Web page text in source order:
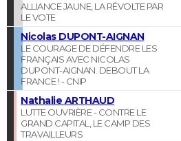
ALLIANCE JAUNE, LA RÉVOLTE PAR
LE VOTE
Nicolas DUPONT-AIGNAN
LE COURAGE DE DÉFENDRE LES
FRANÇAIS AVEC NICOLAS
DUPONT-AIGNAN. DEBOUT LA
FRANCE ! - CNIP
Nathalie ARTHAUD
LUTTE OUVRIÈRE - CONTRE LE
GRAND CAPITAL, LE CAMP DES
TRAVAILLEURS